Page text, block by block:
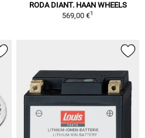
RODA DIANT. HAAN WHEELS
569,00 €1